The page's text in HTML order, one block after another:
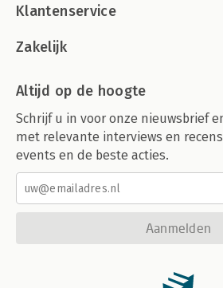
Klantenservice
Zakelijk
Altijd op de hoogte
Schrijf u in voor onze nieuwsbrief
met relevante interviews en
events en de beste acties.
Aanmelden